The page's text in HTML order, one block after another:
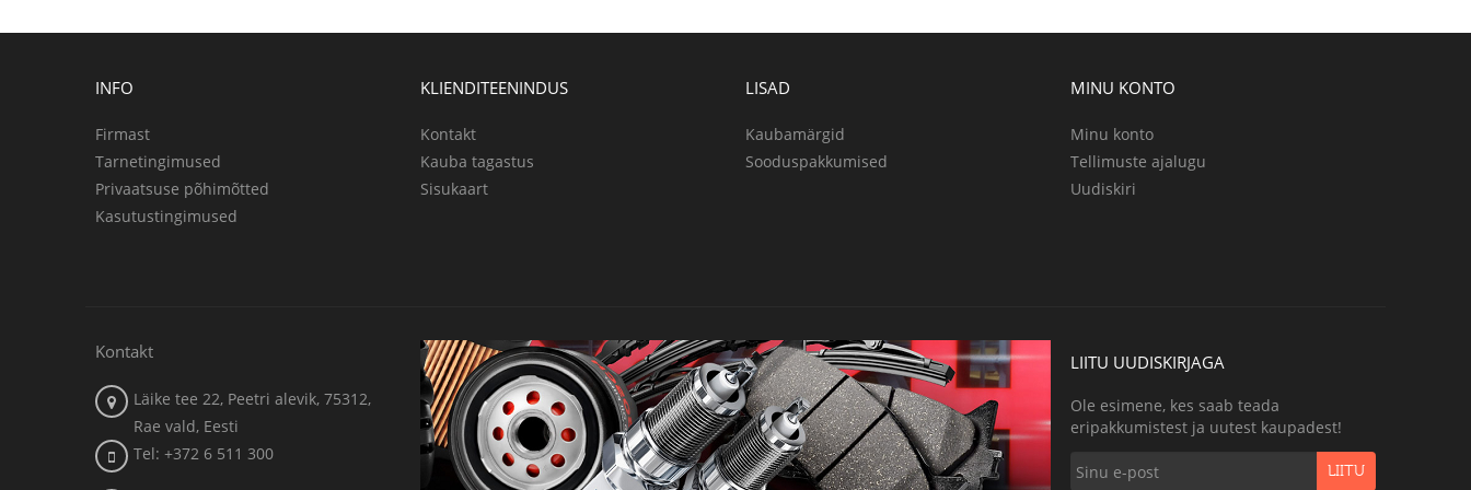
INFO
Firmast
Tarnetingimused
Privaatsuse põhimõtted
Kasutustingimused
KLIENDITEENINDUS
Kontakt
Kauba tagastus
Sisukaart
LISAD
Kaubamärgid
Sooduspakkumised
MINU KONTO
Minu konto
Tellimuste ajalugu
Uudiskiri
Kontakt
Läike tee 22, Peetri alevik, 75312,
Rae vald, Eesti
Tel: +372 6 511 300
LIITU UUDISKIRJAGA
Ole esimene, kes saab teada
eripakkumistest ja uutest kaupadest!
LIITU